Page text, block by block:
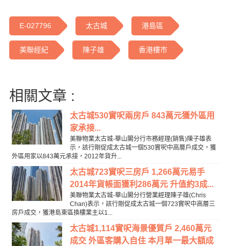
E-027796 太古城 港島區
美聯經紀 陳子雄 香港樓市
相關文章 :
太古城530實呎兩房戶 843萬元獲外區用
家承接...
美聯物業太古城-華山閣分行市務經理(銷售)陳子雄表
示，該行剛促成太古城一個530實呎中高層戶成交，獲
外區用家以843萬元承接，2012年貨升...
太古城723實呎三房戶 1,266萬元易手
2014年貨帳面獲利286萬元 升值約3成...
美聯物業太古城-華山閣分行營業經理陳子雄(Chris
Chan)表示，該行剛促成太古城一個723實呎中高層三
房戶成交，獲港島東區換樓業主以1...
太古城1,114實呎海景優質戶 2,460萬元
成交 外區客購入自住 本月單一最大額成